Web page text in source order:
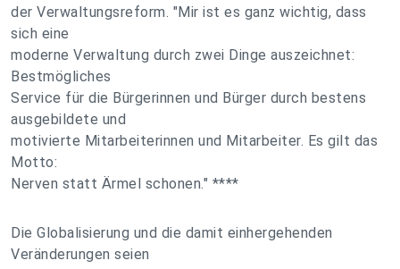
der Verwaltungsreform. "Mir ist es ganz wichtig, dass
sich eine
moderne Verwaltung durch zwei Dinge auszeichnet:
Bestmögliches
Service für die Bürgerinnen und Bürger durch bestens
ausgebildete und
motivierte Mitarbeiterinnen und Mitarbeiter. Es gilt das
Motto:
Nerven statt Ärmel schonen." ****
Die Globalisierung und die damit einhergehenden
Veränderungen seien